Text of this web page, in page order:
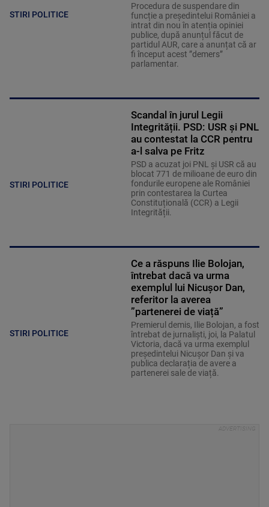
STIRI POLITICE
Procedura de suspendare din
funcție a președintelui României a
intrat din nou în atenția opiniei
publice, după anunțul făcut de
partidul AUR, care a anunțat că ar
fi început acest ”demers”
parlamentar.
STIRI POLITICE
Scandal în jurul Legii
Integrității. PSD: USR și PNL
au contestat la CCR pentru
a-l salva pe Fritz
PSD a acuzat joi PNL și USR că au
blocat 771 de milioane de euro din
fondurile europene ale României
prin contestarea la Curtea
Constituțională (CCR) a Legii
Integrității.
STIRI POLITICE
Ce a răspuns Ilie Bolojan,
întrebat dacă va urma
exemplul lui Nicușor Dan,
referitor la averea
”partenerei de viață”
Premierul demis, Ilie Bolojan, a fost
întrebat de jurnaliști, joi, la Palatul
Victoria, dacă va urma exemplul
președintelui Nicușor Dan și va
publica declarația de avere a
partenerei sale de viață.